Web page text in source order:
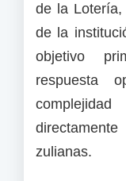
de la
de la
objetivo
respuesta
zulianas.